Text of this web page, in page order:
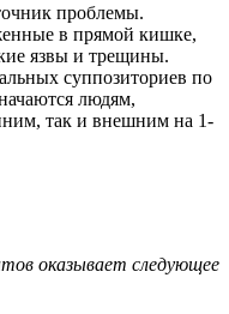
проблемы.
в прямой кишке,
язвы и трещины.
суппозиториев по
людям,
так и внешним на 1-
оказывает следующее